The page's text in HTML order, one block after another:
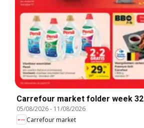
Carrefour market folder week 32
05/08/2026- 11/08/2026
Carrefour market